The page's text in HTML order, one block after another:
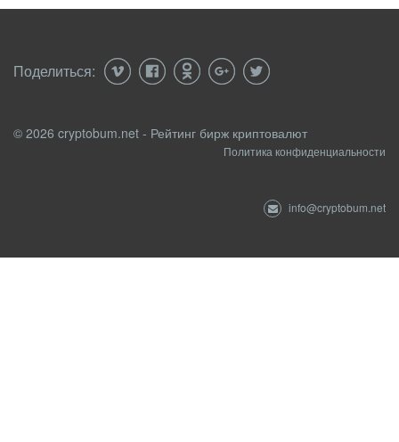
Поделиться:
© 2026 cryptobum.net - Рейтинг бирж криптовалют
Политика конфиденциальности
info@cryptobum.net